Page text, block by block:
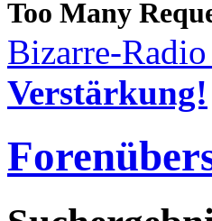
Bizarre-
Verstärkung!